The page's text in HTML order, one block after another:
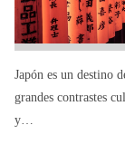
Japón es un destino
grandes contrastes
y…